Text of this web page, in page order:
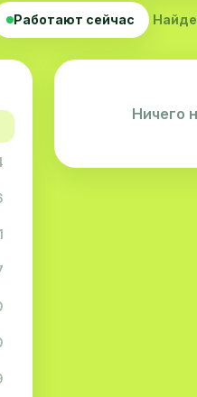
Работают сейчас
Ничего